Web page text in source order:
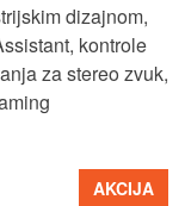
dizajnom,
kontrole
za stereo zvuk,
AKCIJA